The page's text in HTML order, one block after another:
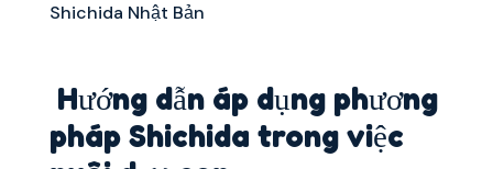
Shichida Nhật Bản
Hướng dẫn áp dụng phương
pháp Shichida trong việc